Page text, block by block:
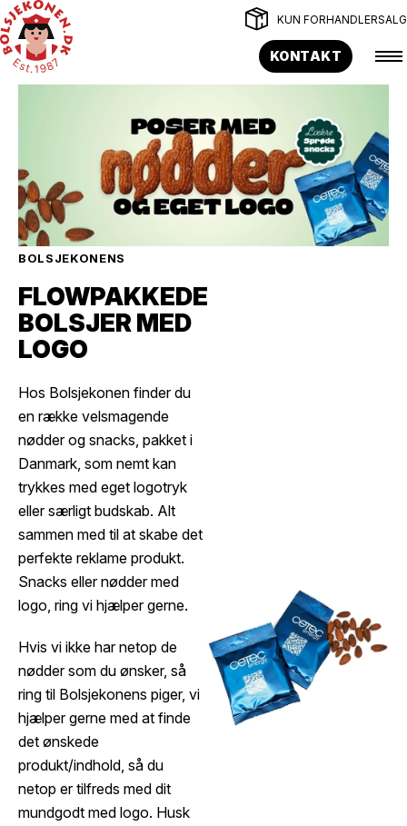
KUN FORHANDLERSALG
KONTAKT
BOLSJEKONENS
FLOWPAKKEDE
BOLSJER MED
LOGO
Hos Bolsjekonen finder du
en række velsmagende
nødder og snacks, pakket i
Danmark, som nemt kan
trykkes med eget logotryk
eller særligt budskab. Alt
sammen med til at skabe det
perfekte reklame produkt. ​
Snacks eller nødder med
logo, ring vi hjælper gerne.
Hvis vi ikke har netop de
nødder som du ønsker, så
ring til Bolsjekonens piger, vi
hjælper gerne med at finde
det ønskede
produkt/indhold, så du
netop er tilfreds med dit
mundgodt med logo. Husk